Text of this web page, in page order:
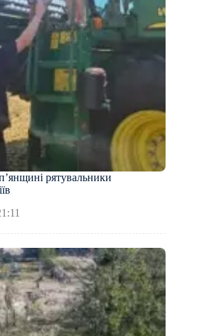
рятувальники